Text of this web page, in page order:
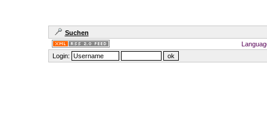
Suchen
Login: